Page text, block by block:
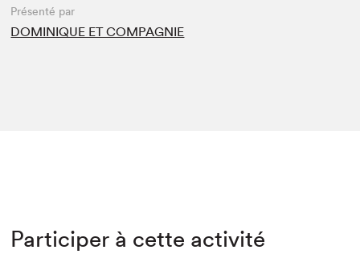
Présenté par
DOMINIQUE ET COMPAGNIE
Participer à cette activité